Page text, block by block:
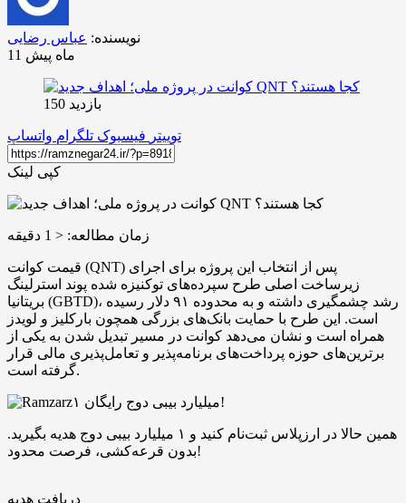
نویسنده: عباس رضایی
11 ماه پیش
بازدید 150
توییتر فیسبوک تلگرام واتساپ
کپی لینک
زمان مطالعه: < 1 دقیقه
قیمت کوانت (QNT) پس از انتخاب این پروژه برای اجرای
زیرساخت اصلی طرح سپرده‌های توکنیزه ‌شده پوند استرلینگ
بریتانیا (GBTD)، رشد چشمگیری داشته و به محدوده ۹۱ دلار رسیده
است. این طرح با حمایت بانک‌های بزرگی همچون بارکلیز و لویدز
همراه است و نشان می‌دهد کوانت در مسیر تبدیل شدن به یکی از
برترین‌های حوزه پرداخت‌های برنامه‌پذیر و تعامل‌پذیری مالی قرار
گرفته است.
۱ میلیارد بیبی دوج رایگان!
همین حالا در ارزپلاس ثبت‌نام کنید و ۱ میلیارد بیبی دوج هدیه بگیرید.
بدون قرعه‌کشی، فرصت محدود!
دریافت هدیه